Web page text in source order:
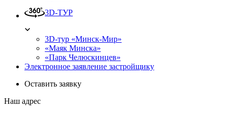
3D-ТУР
3D-тур «Минск-Мир»
«Маяк Минска»
«Парк Челюскинцев»
Электронное заявление застройщику
Оставить заявку
Наш адрес